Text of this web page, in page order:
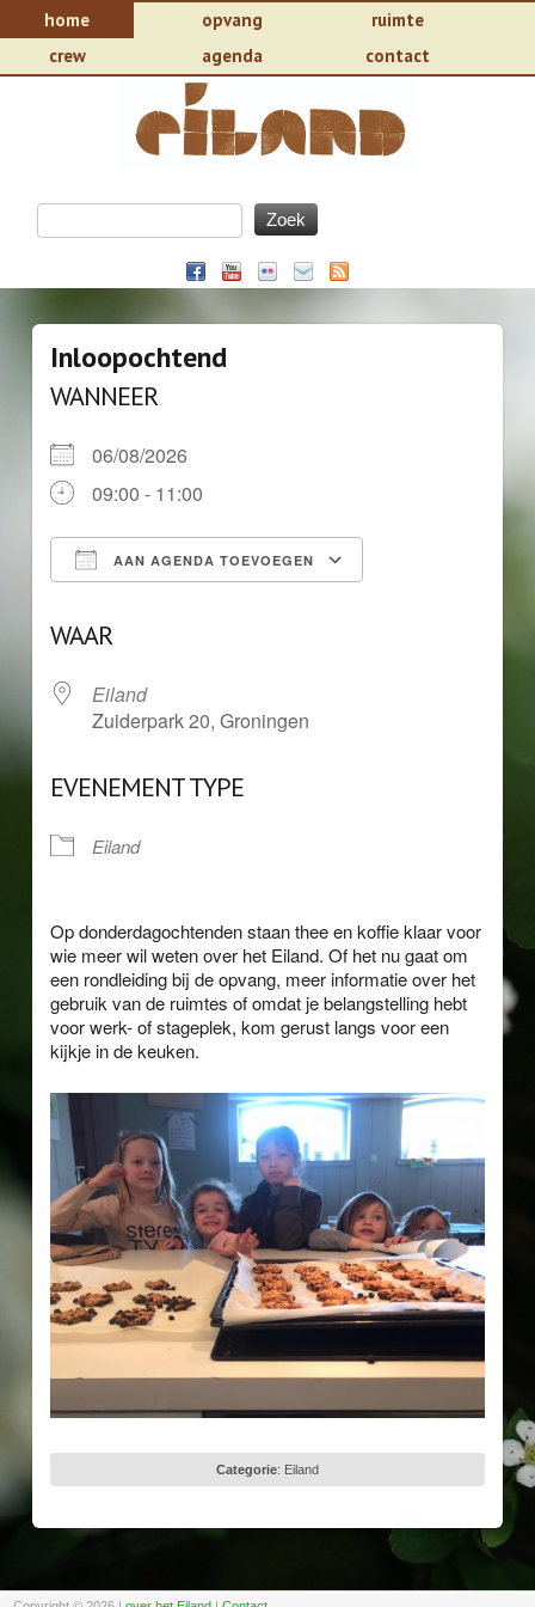
home opvang
ruimte
crew
agenda contact
Inloopochtend
WANNEER
06/08/2026
09:00 - 11:00
AAN AGENDA TOEVOEGEN
WAAR
Eiland
Zuiderpark 20, Groningen
EVENEMENT TYPE
Eiland
Op donderdagochtenden staan thee en koffie klaar voor
wie meer wil weten over het Eiland. Of het nu gaat om
een rondleiding bij de opvang, meer informatie over het
gebruik van de ruimtes of omdat je belangstelling hebt
voor werk- of stageplek, kom gerust langs voor een
kijkje in de keuken.
Categorie: Eiland